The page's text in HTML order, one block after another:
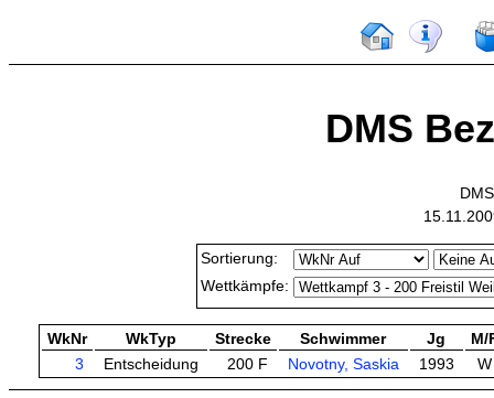
DMS
Sortierung:
Wettkämpfe:
WkNr WkTyp Strecke Schwimmer Jg
M/
3
Entscheidung 200 F Novotny, Saskia 1993 W